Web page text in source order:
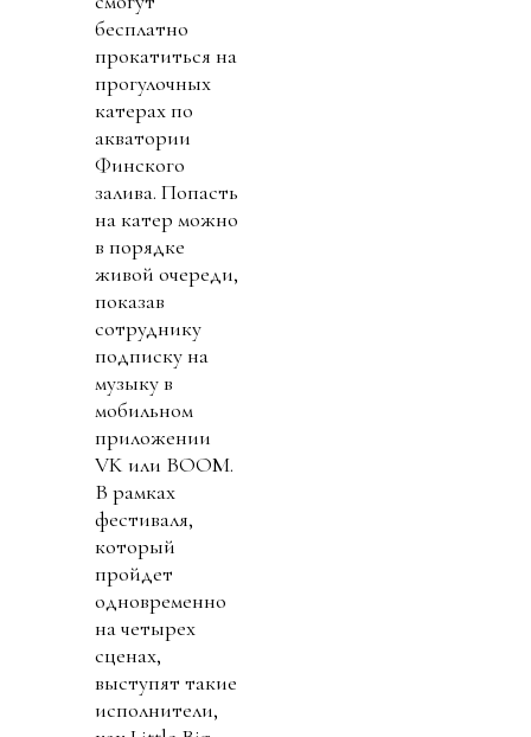
бесплатно
прокатиться на
прогулочных
катерах по
акватории
Финского
залива. Попасть
на катер можно
в порядке
живой очереди,
показав
сотруднику
подписку на
музыку в
мобильном
приложении
VK или BOOM.
В рамках
фестиваля,
который
пройдет
одновременно
на четырех
сценах,
выступят такие
исполнители,